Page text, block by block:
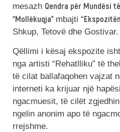
mesazh Qendra për Mundësi
“Mollëkuqja” mbajti “
Shkup, Tetovë dhe Gostivar.
Qëllimi i kësaj ekspozite
nga artisti “Rehatlliku” të
të cilat ballafaqohen vajzat
interneti ka krijuar një
ngacmuesit, të cilët
ngelin anonim apo të
rrejshme.